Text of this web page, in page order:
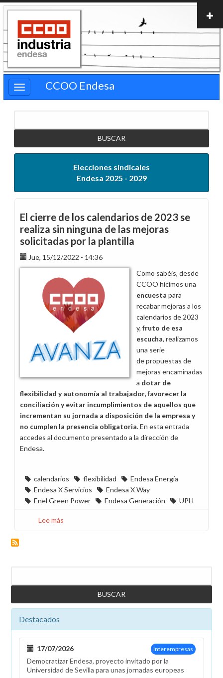
Pasar
contenido
principal
CCOO Endesa
Elecciones sindicales
Endesa 2025 - 2029
El cierre de los calendarios de 2023 se
realiza sin ninguna de las mejoras
solicitadas por la plantilla
Jue, 15/12/2022 - 14:36
Como sabéis, desde
CCOO hicimos una
encuesta para
recabar mejoras a los
calendarios de 2023
y, fruto de esa
escucha, realizamos
una serie
de propuestas de
mejoras encaminadas
a dotar de
flexibilidad y autonomía al trabajador, favorecer la
conciliación y evitar incumplimientos de aquellos que
incrementan su jornada a disposición de la empresa y
no cumplen la presencia obligatoria. En esta entrada
accedes al documento presentado a la dirección de
Endesa.
calendarios flexibilidad
Endesa Energía
Endesa X Servicios
Endesa X Way
Enel Green Power
Endesa Generación UPH
Lee más
de
se
sin
ninguna
de
las
mejoras
Destacados
Interempresas
17/07/2026
Democratizar Endesa, proyecto invitado por la
Universidad de Sevilla para unas jornadas europeas